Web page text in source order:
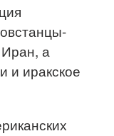
а
и иракское